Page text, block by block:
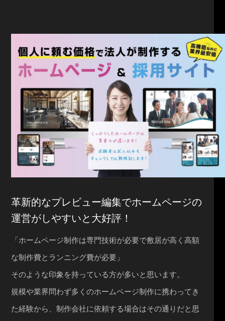
革新的なプレビュー編集でホームページの
運営がしやすいと大好評！
「ホームページ制作は専門技術が必要で敷居が高く高額
な制作費とランニング費が必要」
そのような印象を持っている方が多いと思います。
規模や業界問わず多くのホームページ制作に携わってき
た経験から、制作会社に依頼する場合はその通りだと思